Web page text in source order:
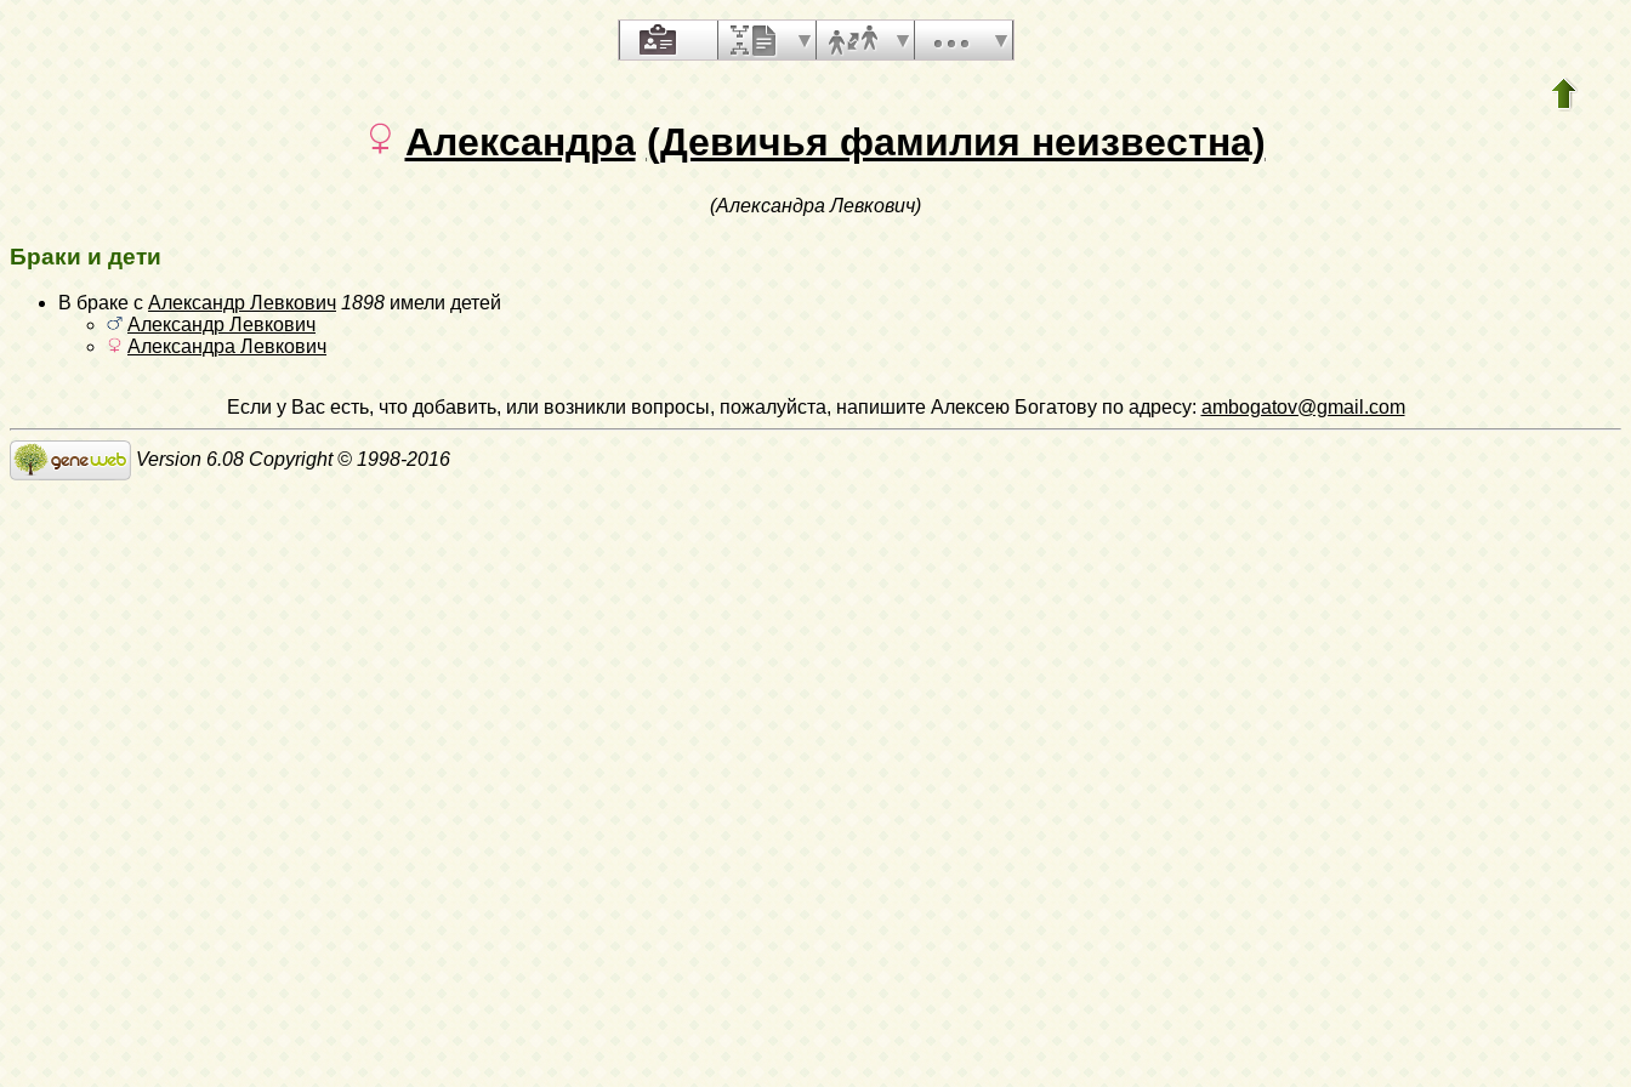
Александра (Девичья фамилия неизвестна)
(Александра Левкович)
Браки и дети
В браке с Александр Левкович 1898 имели детей
Александр Левкович
Александра Левкович
Если у Вас есть, что добавить, или возникли вопросы, пожалуйста, напишите Алексею Богатову по адресу: ambogatov@gmail.com
Version 6.08 Copyright © 1998-2016